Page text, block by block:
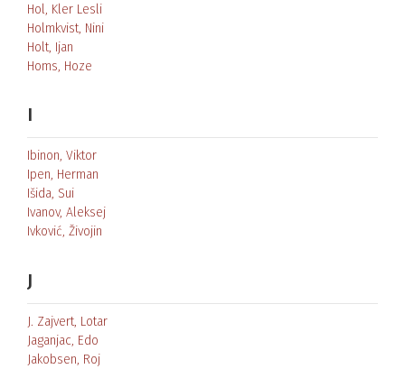
Hol, Kler Lesli
Holmkvist, Nini
Holt, Ijan
Homs, Hoze
I
Ibinon, Viktor
Ipen, Herman
Išida, Sui
Ivanov, Aleksej
Ivković, Živojin
J
J. Zajvert, Lotar
Jaganjac, Edo
Jakobsen, Roj